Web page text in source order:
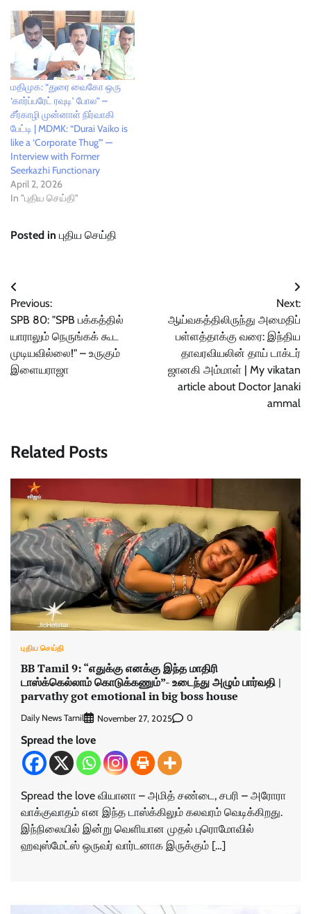
மதிமுக: “துரை வைகோ ஒரு
‘கார்ப்பரேட் ரவுடி’ போல” –
சீர்காழி முன்னாள் நிர்வாகி
பேட்டி | MDMK: “Durai Vaiko is
like a ‘Corporate Thug'” —
Interview with Former
Seerkazhi Functionary
April 2, 2026
In "புதிய செய்தி"
Posted in புதிய செய்தி
Post
navigation
Previous:
SPB 80: "SPB பக்கத்தில்
யாராலும் நெருங்கக் கூட
முடியவில்லை!" – உருகும்
இளையராஜா
Next:
ஆய்வகத்திலிருந்து அமைதிப்
பள்ளத்தாக்கு வரை: இந்திய
தாவரவியலின் தாய் டாக்டர்
ஜானகி அம்மாள் | My vikatan
article about Doctor Janaki
ammal
Related Posts
புதிய செய்தி
BB Tamil 9: “எதுக்கு எனக்கு இந்த மாதிரி
டாஸ்க்கெல்லாம் கொடுக்கணும்”- உடைந்து அழும் பார்வதி |
parvathy got emotional in big boss house
Daily News Tamil November 27, 2025 0
Spread the love
Spread the love வியானா – அமித் சண்டை, சபரி – அரோரா
வாக்குவாதம் என இந்த டாஸ்க்கிலும் கலவரம் வெடிக்கிறது.
இந்நிலையில் இன்று வெளியான முதல் புரொமோவில்
ஹவுஸ்மேட்ஸ் ஒருவர் வார்டனாக இருக்கும் […]